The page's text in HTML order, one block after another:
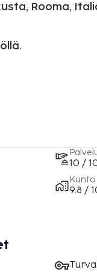
Rooma,
10 /
Kunto
9.8 /